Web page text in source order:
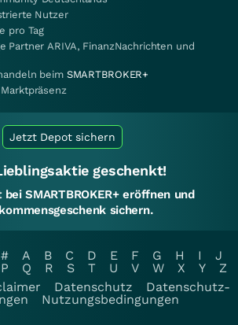
Nutzer
pro Tag
Partner ARIVA, FinanzNachrichten und
beim SMARTBROKER+
Jetzt Depot sichern
geschenkt!
SMARTBROKER+ eröffnen und
sichern.
# A B C D E F G H I
J
P Q R S T U V W X Y
Z
Datenschutz
Datenschutz-
Nutzungsbedingungen